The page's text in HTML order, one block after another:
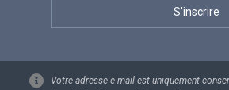
Votre adresse e-mail est uniquement